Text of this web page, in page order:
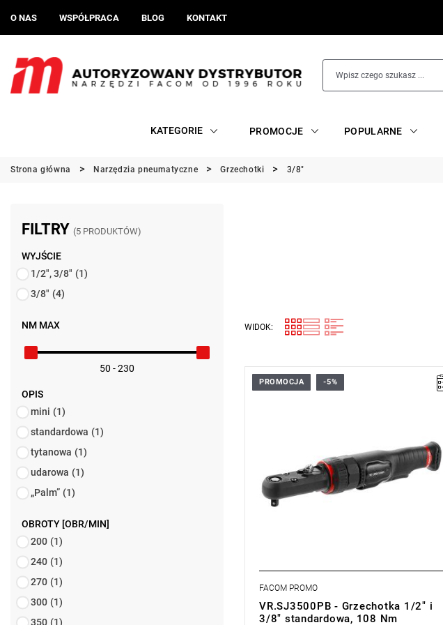
O NAS WSPÓŁPRACA BLOG KONTAKT
KATEGORIE PROMOCJE POPULARNE
Strona główna Narzędzia pneumatyczne Grzechotki 3/8"
FILTRY (5 PRODUKTÓW)
WYJŚCIE
1/2", 3/8" (1)
3/8" (4)
NM MAX
50 - 230
OPIS
mini (1)
standardowa (1)
tytanowa (1)
udarowa (1)
„Palm” (1)
OBROTY [OBR/MIN]
200 (1)
240 (1)
270 (1)
300 (1)
350 (1)
WIDOK:
• Maksymalny moment: 108 Nm
Typ gwarancji:D2(Naprawa lub bezpłatna
wymiana w zakresie wadliwych części w
ciągu 2 lat od zakupu)
PROMOCJA -5%
FACOM PROMO
VR.SJ3500PB - Grzechotka 1/2" i
3/8" standardowa, 108 Nm